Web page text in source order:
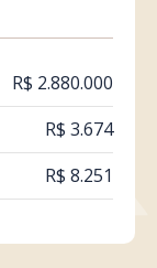
R$ 2.880.000
R$ 3.674
R$ 8.251